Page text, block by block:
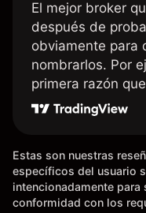
El mejor broker
después de
obviamente para
nombrarlos. Por
primera razón
usar Capital fue
dinero de
existentes en el
tardan días o
burocracia; y la
Estas son nuestras
específicos del usuario
intencionadamente
conformidad con los